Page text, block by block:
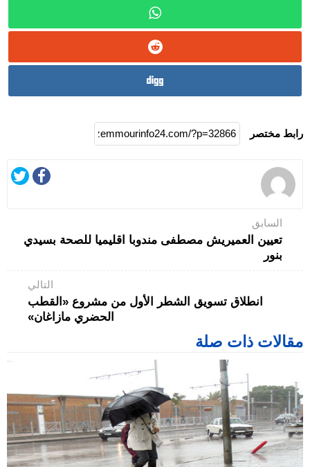
رابط مختصر
السابق
تعيين العميريش مصطفى مندوبا اقليميا للصحة بسيدي
بنور
التالي
انطلاق تسويق الشطر الأول من مشروع «القطب
الحضري مازاغان»
مقالات ذات صلة